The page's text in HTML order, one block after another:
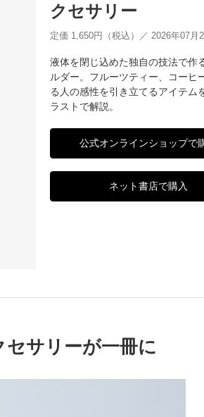
クセサリー
定価 1,650円（税込）／ 2026年07月
液体を閉じ込めた独自の技法で作
ルダー。フルーツティー、コーヒ
る人の感性を引き立てるアイテム
ラストで解説。
公式オンラインショップで
ネット書店で購入
サリーが一冊に